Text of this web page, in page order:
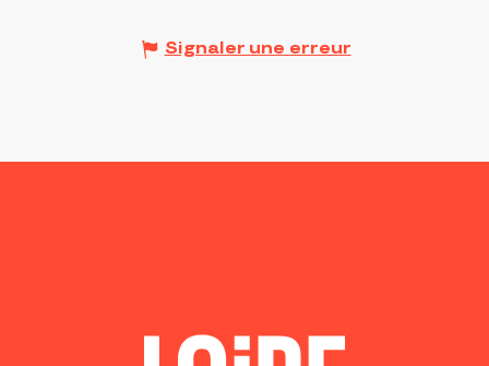
Signaler une erreur